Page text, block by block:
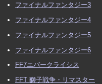
ファイナルファンタジー3
ファイナルファンタジー4
ファイナルファンタジー5
ファイナルファンタジー6
FF7エバークライシス
FFT 獅子戦争・リマスター